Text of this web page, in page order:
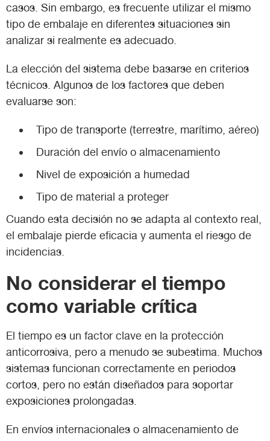
casos. Sin embargo, es frecuente utilizar el mismo
tipo de embalaje en diferentes situaciones sin
analizar si realmente es adecuado.
La elección del sistema debe basarse en criterios
técnicos. Algunos de los factores que deben
evaluarse son:
Tipo de transporte (terrestre, marítimo, aéreo)
Duración del envío o almacenamiento
Nivel de exposición a humedad
Tipo de material a proteger
Cuando esta decisión no se adapta al contexto real,
el embalaje pierde eficacia y aumenta el riesgo de
incidencias.
No considerar el tiempo
como variable crítica
El tiempo es un factor clave en la protección
anticorrosiva, pero a menudo se subestima. Muchos
sistemas funcionan correctamente en periodos
cortos, pero no están diseñados para soportar
exposiciones prolongadas.
En envíos internacionales o almacenamiento de